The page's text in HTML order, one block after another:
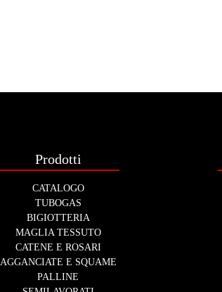
Prodotti
CATALOGO
TUBOGAS
BIGIOTTERIA
MAGLIA TESSUTO
CATENE E ROSARI
AGGANCIATE E SQUAME
PALLINE